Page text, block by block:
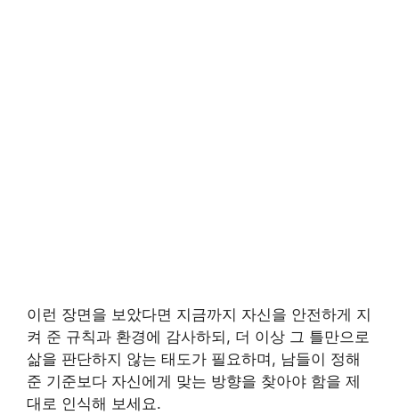
이런 장면을 보았다면 지금까지 자신을 안전하게 지
켜 준 규칙과 환경에 감사하되, 더 이상 그 틀만으로
삶을 판단하지 않는 태도가 필요하며, 남들이 정해
준 기준보다 자신에게 맞는 방향을 찾아야 함을 제
대로 인식해 보세요.